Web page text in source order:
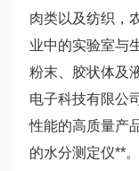
肉类以及纺织，
业中的实验室与
粉末、胶状体及
电子科技有限公
性能的高质量产
的水分测定仪**。